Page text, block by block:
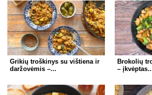
Grikių troškinys su vištiena ir
daržovėmis –...
Brokolių
–